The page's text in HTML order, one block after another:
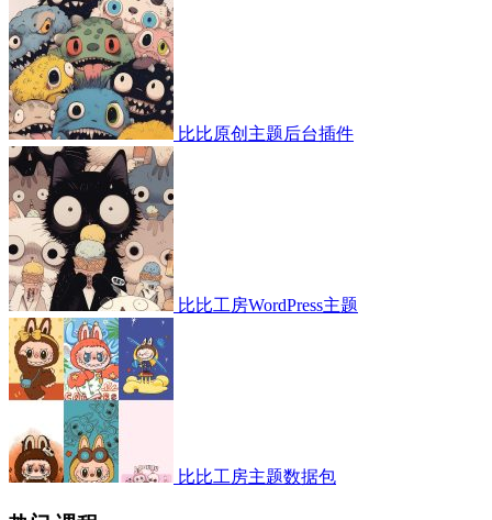
比比原创主题后台插件
比比工房WordPress主题
比比工房主题数据包